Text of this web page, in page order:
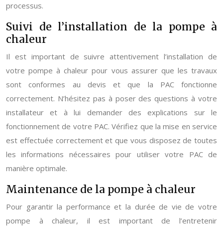
processus.
Suivi de l’installation de la pompe à
chaleur
Il est important de suivre attentivement l’installation de
votre pompe à chaleur pour vous assurer que les travaux
sont conformes au devis et que la PAC fonctionne
correctement. N’hésitez pas à poser des questions à votre
installateur et à lui demander des explications sur le
fonctionnement de votre PAC. Vérifiez que la mise en service
est effectuée correctement et que vous disposez de toutes
les informations nécessaires pour utiliser votre PAC de
manière optimale.
Maintenance de la pompe à chaleur
Pour garantir la performance et la durée de vie de votre
pompe à chaleur, il est important de l’entretenir